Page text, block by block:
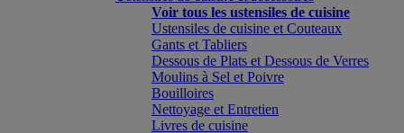
Voir tous les ustensiles de cuisine
Ustensiles de cuisine et Couteaux
Gants et Tabliers
Dessous de Plats et Dessous de Verres
Moulins à Sel et Poivre
Bouilloires
Nettoyage et Entretien
Livres de cuisine